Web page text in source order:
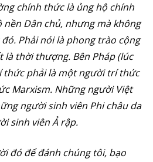
chính thức là ủng hộ chính
nền Dân chủ, nhưng mà không
Phải nói là phong trào cộng
là thời thượng. Bên Pháp (lúc
phải là một người trí thức
Marxism. Những người Việt
người sinh viên Phi châu da
sinh viên Ả rập.
đó để đánh chúng tôi, bạo